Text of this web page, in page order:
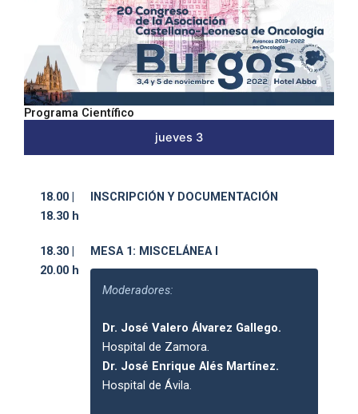
Programa Científico
jueves 3
18.00 |
18.30 h
INSCRIPCIÓN Y DOCUMENTACIÓN
18.30 |
20.00 h
MESA 1: MISCELÁNEA I
Moderadores:
Dr. José Valero Álvarez Gallego.
Hospital de Zamora.
Dr. José Enrique Alés Martínez.
Hospital de Ávila.